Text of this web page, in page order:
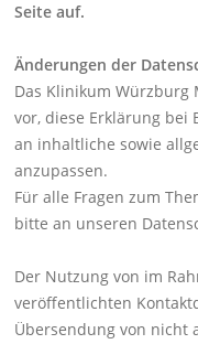
Seite auf.
Änderungen der
Das Klinikum Würzburg
vor, diese Erklärung bei
an inhaltliche sowie
anzupassen.
Für alle Fragen zum
bitte an unseren
Der Nutzung von im
veröffentlichten
Übersendung von nicht